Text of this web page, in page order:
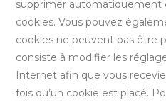
supprimer automatiquement
cookies. Vous pouvez
cookies ne peuvent pas être
consiste à modifier les
Internet afin que vous
fois qu’un cookie est placé.